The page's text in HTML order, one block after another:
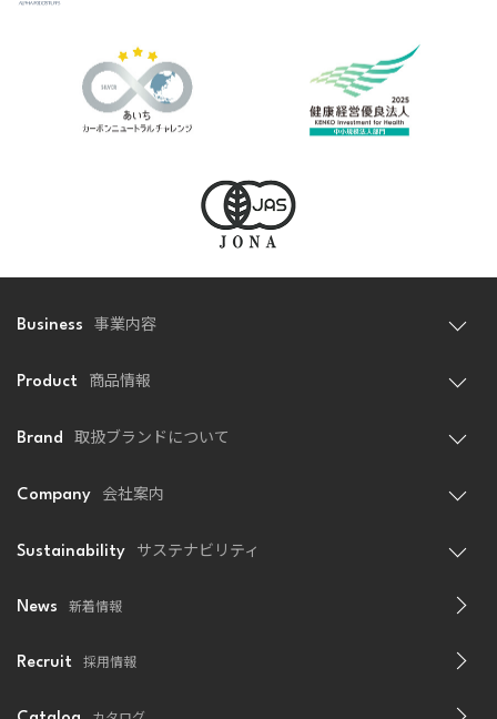
Business 事業内容
Product 商品情報
Brand 取扱ブランドについて
Company 会社案内
Sustainability サステナビリティ
News 新着情報
Recruit 採用情報